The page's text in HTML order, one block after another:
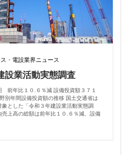
・ 電設業界ニュース
設業活動実態調査
前年比１０.６％減 設備投資額３７１
別年間設備投資額の推移 国土交通省は
とした「令和３年建設業活動実態調
上高の総額は前年比１０.６％減、設備